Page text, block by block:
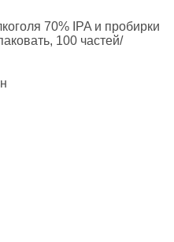
70% IPA и пробирки
100 частей/